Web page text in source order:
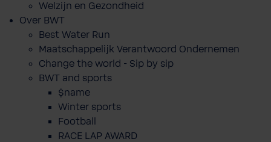
Welzijn en Gezondheid
Over BWT
Best Water Run
Maatschappelijk Verantwoord Ondernemen
Change the world - Sip by sip
BWT and sports
$name
Winter sports
Football
RACE LAP AWARD